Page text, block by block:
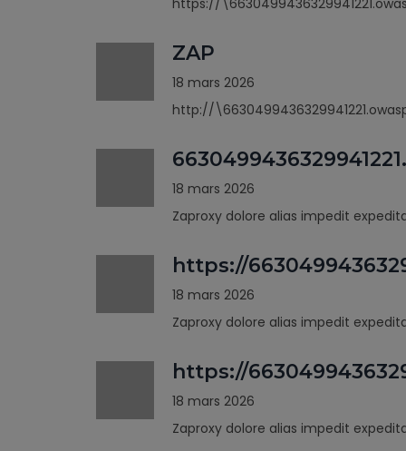
ZAP
18 mars 2026
http://
18 mars 2026
Zaproxy dolore alias impedit
https://
18 mars 2026
Zaproxy dolore alias impedit
https://
18 mars 2026
Zaproxy dolore alias impedit